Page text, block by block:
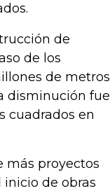
de
de los
de metros
disminución fue
cuadrados en
más proyectos
de obras